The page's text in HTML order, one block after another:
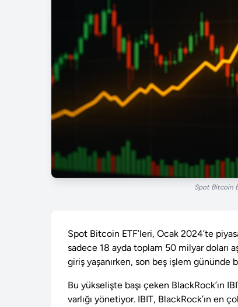
Spot Bitcoin
Spot Bitcoin ETF’leri, Ocak 2024’te
sadece 18 ayda toplam 50 milyar doları
giriş yaşanırken, son beş işlem gününde
Bu yükselişte başı çeken BlackRock’ın
varlığı yönetiyor. IBIT, BlackRock’ın en